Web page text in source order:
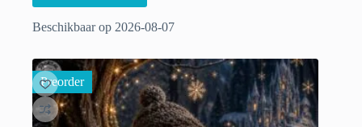
Beschikbaar op 2026-08-07
Preorder